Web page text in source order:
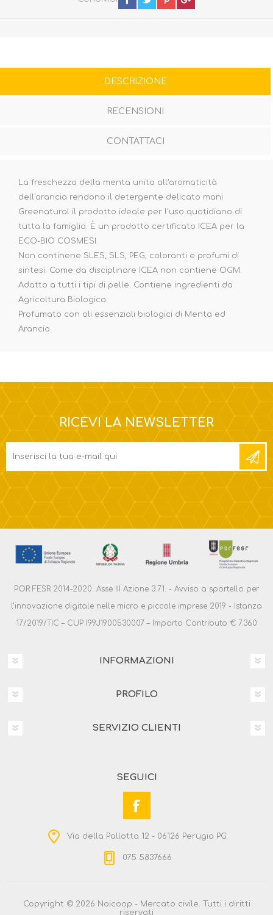
DESCRIZIONE
RECENSIONI
CONTATTACI
La freschezza della menta unita all'aromaticità
dell'arancia rendono il detergente delicato mani
Greenatural il prodotto ideale per l'uso quotidiano di
tutta la famiglia. È un prodotto certificato ICEA per la
ECO-BIO COSMESI.
Non continene SLES, SLS, PEG, coloranti e profumi di
sintesi. Come da disciplinare ICEA non contiene OGM.
Adatto a tutti i tipi di pelle. Contiene ingredienti da
Agricoltura Biologica.
Profumato con oli essenziali biologici di Menta ed
Arancio.
RICEVI LA NEWSLETTER
POR FESR 2014-2020. Asse III Azione 3.7.1. - Avviso a sportello per
l’innovazione digitale nelle micro e piccole imprese 2019 - Istanza
17/2019/TIC – CUP I99J1900530007 – Importo Contributo € 7.360
INFORMAZIONI
PROFILO
SERVIZIO CLIENTI
SEGUICI
Via della Pallotta 12 - 06126 Perugia PG
075 5837666
Copyright © 2026 Noicoop - Mercato civile. Tutti i diritti
riservati